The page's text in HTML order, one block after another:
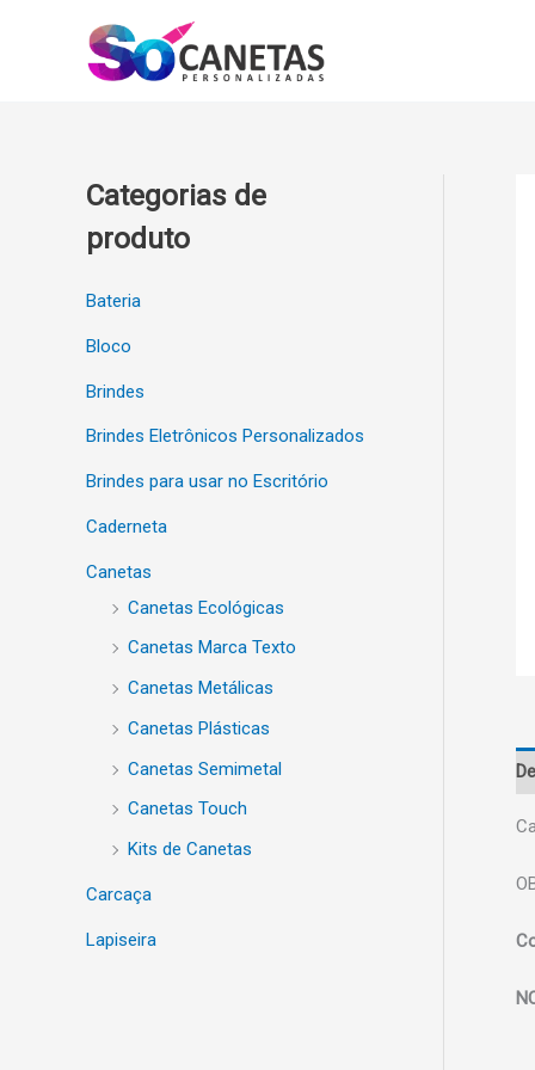
Categorias de
produto
Bateria
Bloco
Brindes
Brindes Eletrônicos Personalizados
Brindes para usar no Escritório
Caderneta
Canetas
Canetas Ecológicas
Canetas Marca Texto
Canetas Metálicas
Canetas Plásticas
Canetas Semimetal
Canetas Touch
Kits de Canetas
Carcaça
Lapiseira